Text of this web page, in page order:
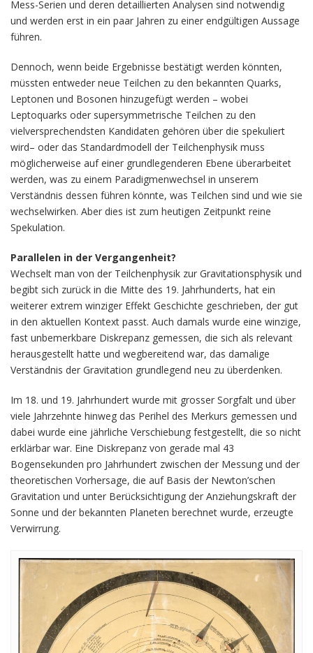
Mess-Serien und deren detaillierten Analysen sind notwendig
und werden erst in ein paar Jahren zu einer endgültigen Aussage
führen.
Dennoch, wenn beide Ergebnisse bestätigt werden könnten,
müssten entweder neue Teilchen zu den bekannten Quarks,
Leptonen und Bosonen hinzugefügt werden – wobei
Leptoquarks oder supersymmetrische Teilchen zu den
vielversprechendsten Kandidaten gehören über die spekuliert
wird– oder das Standardmodell der Teilchenphysik muss
möglicherweise auf einer grundlegenderen Ebene überarbeitet
werden, was zu einem Paradigmenwechsel in unserem
Verständnis dessen führen könnte, was Teilchen sind und wie sie
wechselwirken. Aber dies ist zum heutigen Zeitpunkt reine
Spekulation.
Parallelen in der Vergangenheit?
Wechselt man von der Teilchenphysik zur Gravitationsphysik und
begibt sich zurück in die Mitte des 19. Jahrhunderts, hat ein
weiterer extrem winziger Effekt Geschichte geschrieben, der gut
in den aktuellen Kontext passt. Auch damals wurde eine winzige,
fast unbemerkbare Diskrepanz gemessen, die sich als relevant
herausgestellt hatte und wegbereitend war, das damalige
Verständnis der Gravitation grundlegend neu zu überdenken.
Im 18. und 19. Jahrhundert wurde mit grosser Sorgfalt und über
viele Jahrzehnte hinweg das Perihel des Merkurs gemessen und
dabei wurde eine jährliche Verschiebung festgestellt, die so nicht
erklärbar war. Eine Diskrepanz von gerade mal 43
Bogensekunden pro Jahrhundert zwischen der Messung und der
theoretischen Vorhersage, die auf Basis der Newton’schen
Gravitation und unter Berücksichtigung der Anziehungskraft der
Sonne und der bekannten Planeten berechnet wurde, erzeugte
Verwirrung.